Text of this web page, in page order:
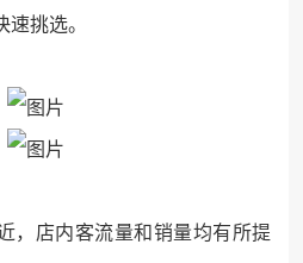
挑选。
，店内客流量和销量均有所提